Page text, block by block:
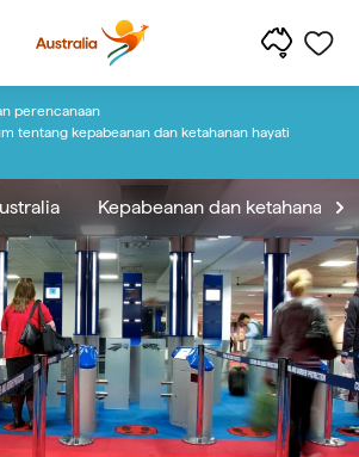
perencanaan
tentang kepabeanan dan ketahanan hayati
Kepabeanan dan ketahanan